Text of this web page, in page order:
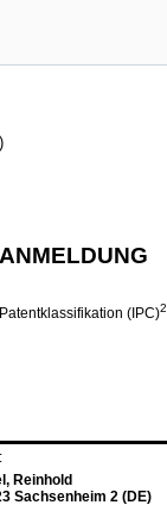
(IPC)2
Reinhold
Sachsenheim 2 (DE)